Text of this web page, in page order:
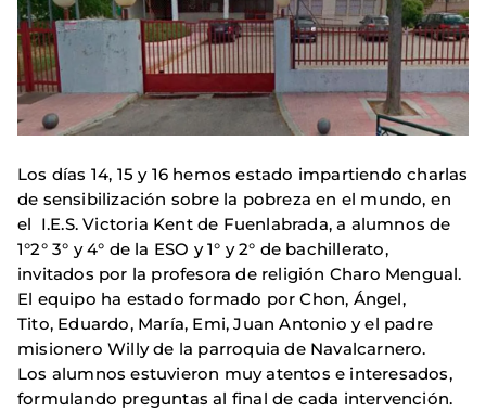
Los días 14, 15 y 16 hemos estado impartiendo charlas
de sensibilización sobre la pobreza en el mundo, en
el I.E.S. Victoria Kent de Fuenlabrada, a alumnos de
1°2° 3° y 4° de la ESO y 1° y 2° de bachillerato,
invitados por la profesora de religión Charo Mengual.
El equipo ha estado formado por Chon, Ángel,
Tito, Eduardo, María, Emi, Juan Antonio y el padre
misionero Willy de la parroquia de Navalcarnero.
Los alumnos estuvieron muy atentos e interesados,
formulando preguntas al final de cada intervención.